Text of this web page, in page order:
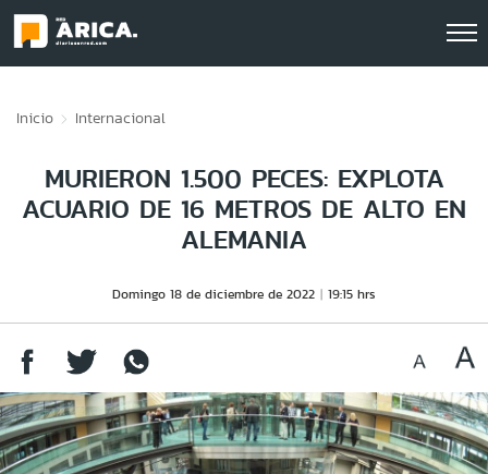
Inicio Internacional
MURIERON 1.500 PECES: EXPLOTA
ACUARIO DE 16 METROS DE ALTO EN
ALEMANIA
Domingo 18 de diciembre de 2022 19:15 hrs